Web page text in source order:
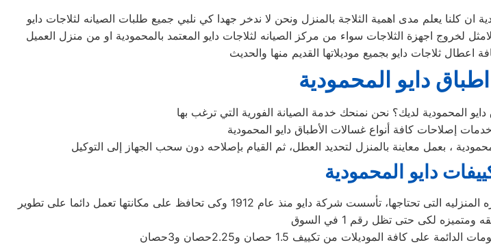
دايو المحمودية
، بعمل معاينة بالمنزل لتحديد العطل، ثم القيام بإصلاحه دون سحب الجهاز إلى التوكيل
دايو المحمودية
شركة دايو اليابانيه من افضل الشركات التى توجد فى اسواق المكيفات وتوفر لنا افضل الاجهزه المنزليه التى تحتاجها، تأسست شركة دايو منذ عام 1912 وكى تحافظ على مكانتها تعمل دائما على تطوير